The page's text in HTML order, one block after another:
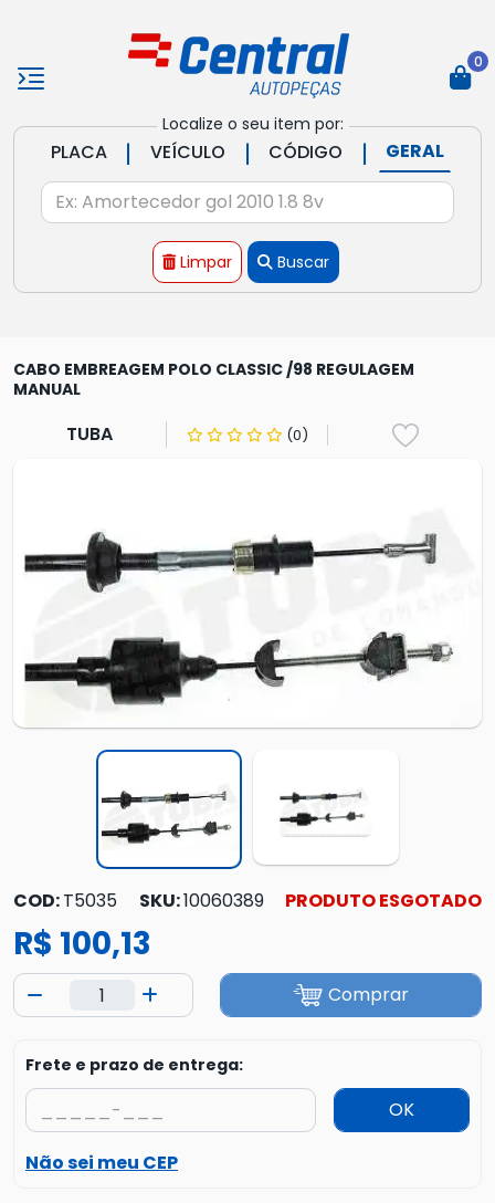
Localize o seu item por:
PLACA | VEÍCULO | CÓDIGO | GERAL
Limpar Buscar
0
CABO EMBREAGEM POLO CLASSIC /98 REGULAGEM
MANUAL
TUBA (0)
COD:T5035 SKU:10060389 PRODUTO ESGOTADO
R$ 100,13
Comprar
Frete e prazo de entrega:
OK
Não sei meu CEP